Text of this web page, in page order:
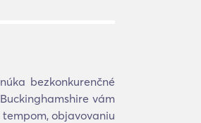
bezkonkurenčné
vám
objavovaniu